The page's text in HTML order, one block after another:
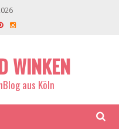
WINKEN
aus Köln